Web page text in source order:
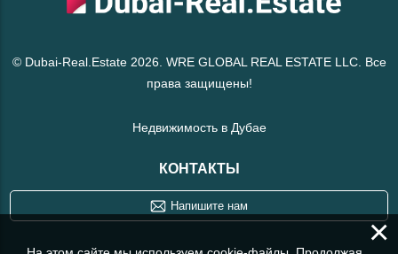
© Dubai-Real.Estate 2026. WRE GLOBAL REAL ESTATE LLC. Все
права защищены!
Недвижимость в Дубае
КОНТАКТЫ
Напишите нам
×